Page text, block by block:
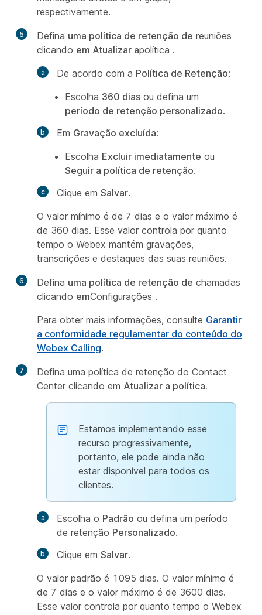
respectivamente.
5 Defina uma política de retenção de reuniões
clicando em Atualizar apolítica .
De acordo com a Política de Retenção:
Escolha 360 dias ou defina um
período de retenção personalizado.
Em Gravação excluída:
Escolha Excluir imediatamente ou
Seguir a política de retenção.
Clique em Salvar.
O valor mínimo é de 7 dias e o valor máximo é
de 360 dias. Esse valor controla por quanto
tempo o Webex mantém gravações,
transcrições e destaques das suas reuniões.
6 Defina uma política de retenção de chamadas
clicando emConfigurações .
Para obter mais informações, consulte Garantir
a conformidade regulamentar do conteúdo do
Webex Calling.
7
Defina uma política de retenção do Contact
Center clicando em Atualizar a política.
Estamos implementando esse
recurso progressivamente,
portanto, ele pode ainda não
estar disponível para todos os
clientes.
Escolha o Padrão ou defina um período
de retenção Personalizado.
Clique em Salvar.
O valor padrão é 1095 dias. O valor mínimo é
de 7 dias e o valor máximo é de 3600 dias.
Esse valor controla por quanto tempo o Webex